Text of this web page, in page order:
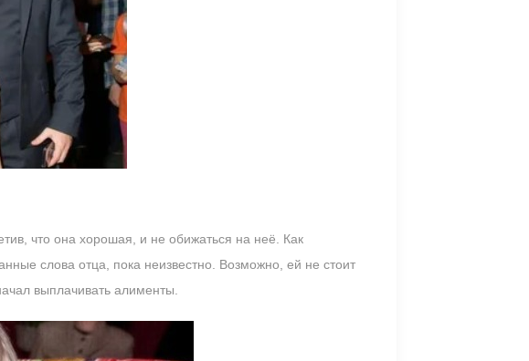
что она хорошая, и не обижаться на неё. Как
слова отца, пока неизвестно. Возможно, ей не стоит
выплачивать алименты.